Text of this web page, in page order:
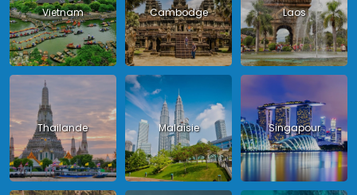
Vietnam Cambodge Laos
Thailande Malaisie Singapour